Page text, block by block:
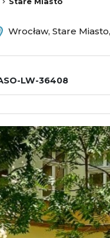
Wrocław, Stare
LW-36408